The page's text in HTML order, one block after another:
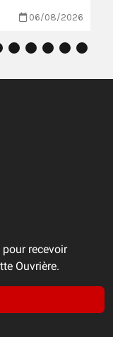
06/08/2026
recevoir
Ouvrière.